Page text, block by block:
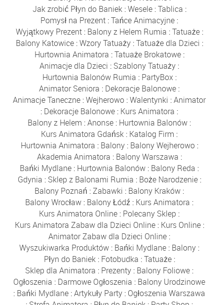
Jak zrobić Płyn do Baniek:Wesele:Tablica :
Pomysł na Prezent :Tańce Animacyjne :
Wyjątkowy Prezent: Balony z Helem Rumia :Tatuaże:
Balony Katowice:Wzory Tatuaży:Tatuaże dla Dzieci :
Hurtownia Animatora :Tatuaże Brokatowe:
Animacje dla Dzieci : Szablony Tatuaży :
Hurtownia Balonów Rumia : PartyBox:
Animator Seniora : Dekoracje Balonowe :
Animacje Taneczne :Wejherowo :Walentynki :Animator
: Dekoracje Balonowe : Kurs Animatora :
Balony z Helem :Anonse : Hurtownia Balonów :
Kurs Animatora Gdańsk : Katalog Firm :
Hurtownia Animatora : Balony: Balony Wejherowo:
Akademia Animatora : Balony Warszawa :
Bańki Mydlane : Hurtownia Balonów : Balony Reda :
Gdynia : Sklep z Balonami Rumia : Boże Narodzenie:
Balony Poznań :Zabawki : Balony Kraków :
Balony Wrocław : Balony Łódź : Kurs Animatora :
Kurs Animatora Online : Polecany Sklep :
Kurs Animatora Zabaw dla Dzieci Online: Kurs Online:
Animator Zabaw dla Dzieci Online :
Wyszukiwarka Produktów : Bańki Mydlane : Balony :
Płyn do Baniek: Fotobudka :Tatuaże:
Sklep dla Animatora : Prezenty : Balony Foliowe :
Ogłoszenia : Darmowe Ogłoszenia : Balony Urodzinowe
: Bańki Mydlane :Artykuły Party : Ogłoszenia Warszawa